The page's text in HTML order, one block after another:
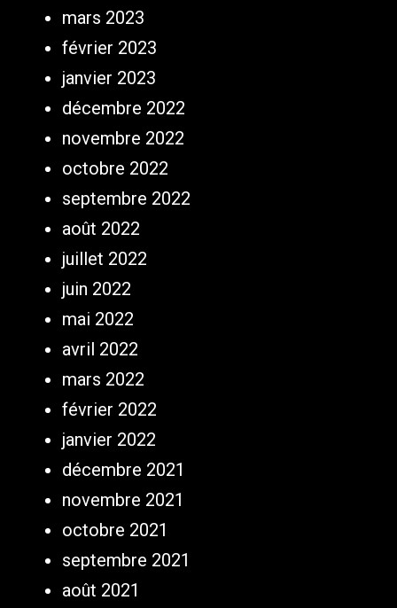
mars 2023
février 2023
janvier 2023
décembre 2022
novembre 2022
octobre 2022
septembre 2022
août 2022
juillet 2022
juin 2022
mai 2022
avril 2022
mars 2022
février 2022
janvier 2022
décembre 2021
novembre 2021
octobre 2021
septembre 2021
août 2021